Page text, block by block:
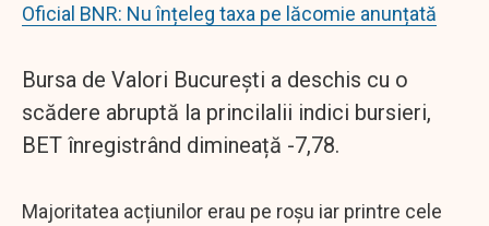
Oficial BNR: Nu înțeleg taxa pe lăcomie anunțată
Bursa de Valori București a deschis cu o
scădere abruptă la princilalii indici bursieri,
BET înregistrând dimineață -7,78.
Majoritatea acțiunilor erau pe roșu iar printre cele